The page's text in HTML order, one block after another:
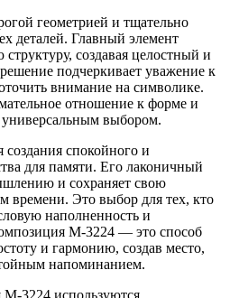
геометрией и тщательно
деталей. Главный элемент
создавая целостный и
подчеркивает уважение к
внимание на символике.
отношение к форме и
универсальным выбором.
создания спокойного и
для памяти. Его лаконичный
и сохраняет свою
времени. Это выбор для тех, кто
наполненность и
M-3224 — это способ
и гармонию, создав место,
напоминанием.
М-3224 используются